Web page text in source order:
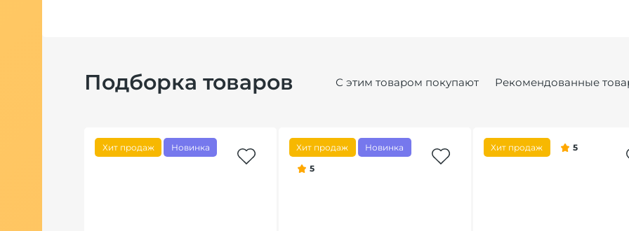
Подборка товаров С этим товаром покупают Рекомендованные
Хит продаж Новинка Хит продаж
Новинка
5
Хит продаж 5